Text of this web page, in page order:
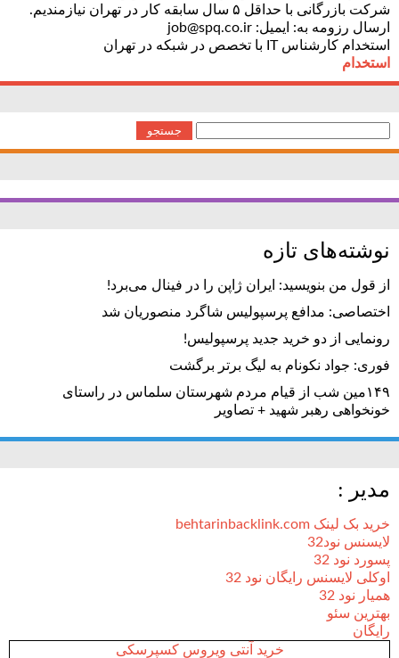
شرکت بازرگانی با حداقل ۵ سال سابقه کار در تهران نیازمندیم.
ارسال رزومه به: ایمیل: job@spq.co.ir
استخدام کارشناس IT با تخصص در شبکه در تهران
استخدام
برای:
نوشته‌های تازه
از قول من بنویسید: ایران ژاپن را در فینال می‌برد!
اختصاصی: مدافع پرسپولیس شاگرد منصوریان شد
رونمایی از دو خرید جدید پرسپولیس!
فوری: جواد نکونام به لیگ برتر برگشت
۱۴۹مین شب از قیام مردم شهرستان سلماس در راستای
خونخواهی رهبر شهید + تصاویر
مدیر :
خرید بک لینک behtarinbacklink.com
لایسنس نود32
پسورد نود 32
اوکلی لایسنس رایگان نود 32
همیار نود 32
بهترین سئو
رایگان
خرید آنتی ویروس کسپرسکی